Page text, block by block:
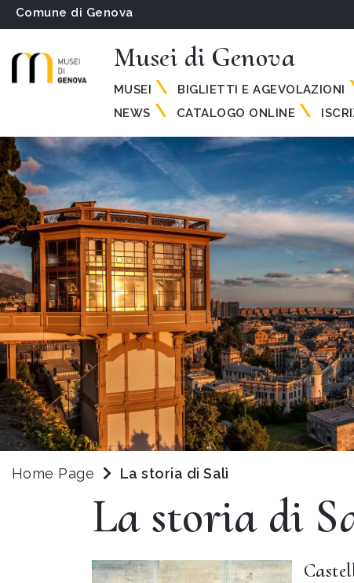
Comune di Genova
Musei di Genova
MUSEI BIGLIETTI E AGEVOLAZIONI
NEWS
CATALOGO ONLINE
Home Page La storia di Salì
La storia di